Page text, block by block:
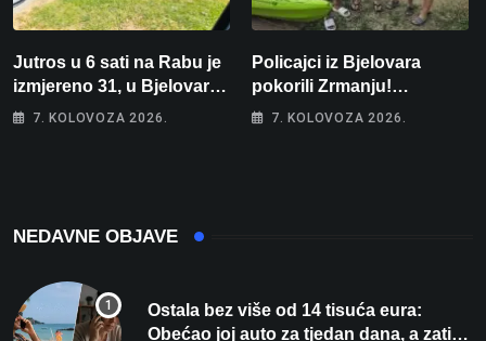
Jutros u 6 sati na Rabu je
izmjereno 31, u Bjelovaru
malo više od 25. Stiže nam
7. KOLOVOZA 2026.
Policajci iz Bjelovara
pokorili Zrmanju!
Magdalena i Tomislav
7. KOLOVOZA 2026.
NEDAVNE OBJAVE
Ostala bez više od 14 tisuća eura:
Obećao joj auto za tjedan dana, a zatim